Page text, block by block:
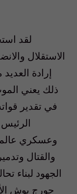
لقد
الاستقلال
إرادة
ذلك يعني
في تقدير
وعسكري
والقتال
الجهود لبناء
جورج بوش